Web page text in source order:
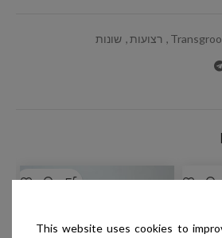
, רצועות, שונות
This website uses cookies to